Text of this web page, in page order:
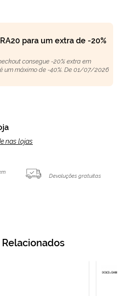
para um extra de -20%
consegue -20% extra em
um máximo de -40%. De 01/07/2026
nas lojas
Devoluções gratuitas